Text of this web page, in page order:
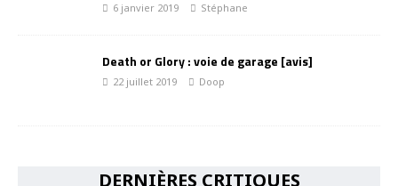
6 janvier 2019 Stéphane
Death or Glory : voie de garage [avis]
22 juillet 2019 Doop
DERNIÈRES CRITIQUES